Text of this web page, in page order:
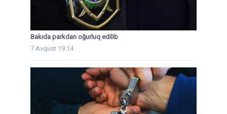
Bakıda parkdan oğurluq edilib
7 Avqust 19:14